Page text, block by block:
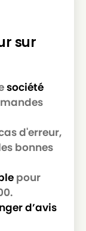
sur
société
d'erreur,
bonnes
pour
d’avis